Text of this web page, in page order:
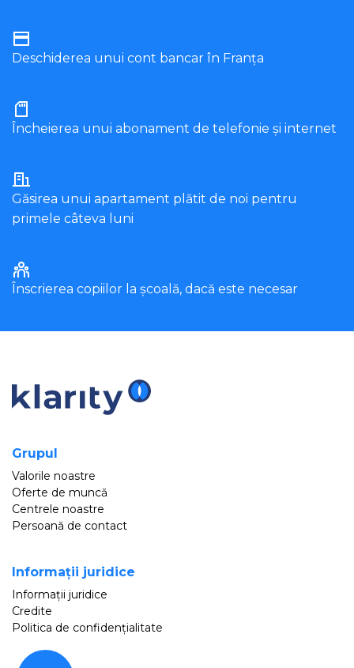
Deschiderea unui cont bancar în Franța
Încheierea unui abonament de telefonie și internet
Găsirea unui apartament plătit de noi pentru
primele câteva luni
Înscrierea copiilor la școală, dacă este necesar
Grupul
Valorile noastre
Oferte de muncă
Centrele noastre
Persoană de contact
Informații juridice
Informații juridice
Credite
Politica de confidențialitate